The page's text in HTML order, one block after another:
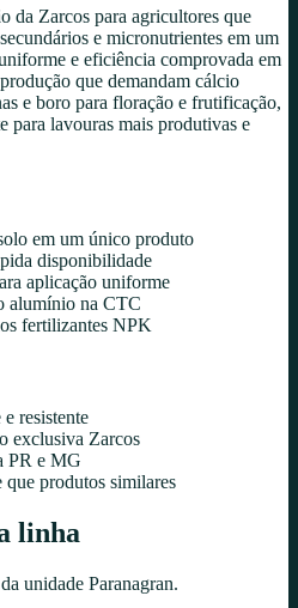
da Zarcos para agricultores que
e micronutrientes em um
e eficiência comprovada em
que demandam cálcio
e boro para floração e frutificação,
para lavouras mais produtivas e
em um único produto
disponibilidade
aplicação uniforme
alumínio na CTC
fertilizantes NPK
resistente
exclusiva Zarcos
PR e MG
produtos similares
linha
da unidade Paranagran.